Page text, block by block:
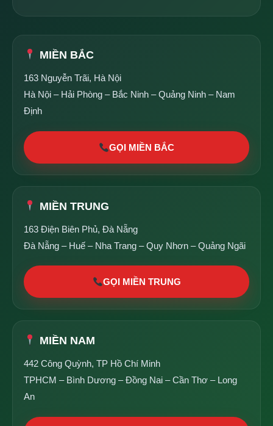
MIỀN BẮC
163 Nguyễn Trãi, Hà Nội
Hà Nội – Hải Phòng – Bắc Ninh – Quảng Ninh – Nam
Định
GỌI MIỀN BẮC
MIỀN TRUNG
163 Điện Biên Phủ, Đà Nẵng
Đà Nẵng – Huế – Nha Trang – Quy Nhơn – Quảng Ngãi
GỌI MIỀN TRUNG
MIỀN NAM
442 Công Quỳnh, TP Hồ Chí Minh
TPHCM – Bình Dương – Đồng Nai – Cần Thơ – Long
An